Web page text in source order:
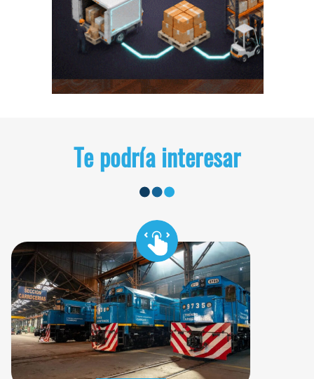
Te podría interesar